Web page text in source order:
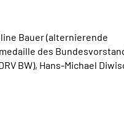
Bauer (alternierende
des
BW), Hans-Michael